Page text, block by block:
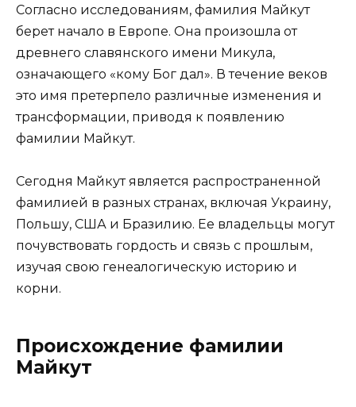
Согласно исследованиям, фамилия Майкут
берет начало в Европе. Она произошла от
древнего славянского имени Микула,
означающего «кому Бог дал». В течение веков
это имя претерпело различные изменения и
трансформации, приводя к появлению
фамилии Майкут.
Сегодня Майкут является распространенной
фамилией в разных странах, включая Украину,
Польшу, США и Бразилию. Ее владельцы могут
почувствовать гордость и связь с прошлым,
изучая свою генеалогическую историю и
корни.
Происхождение фамилии
Майкут